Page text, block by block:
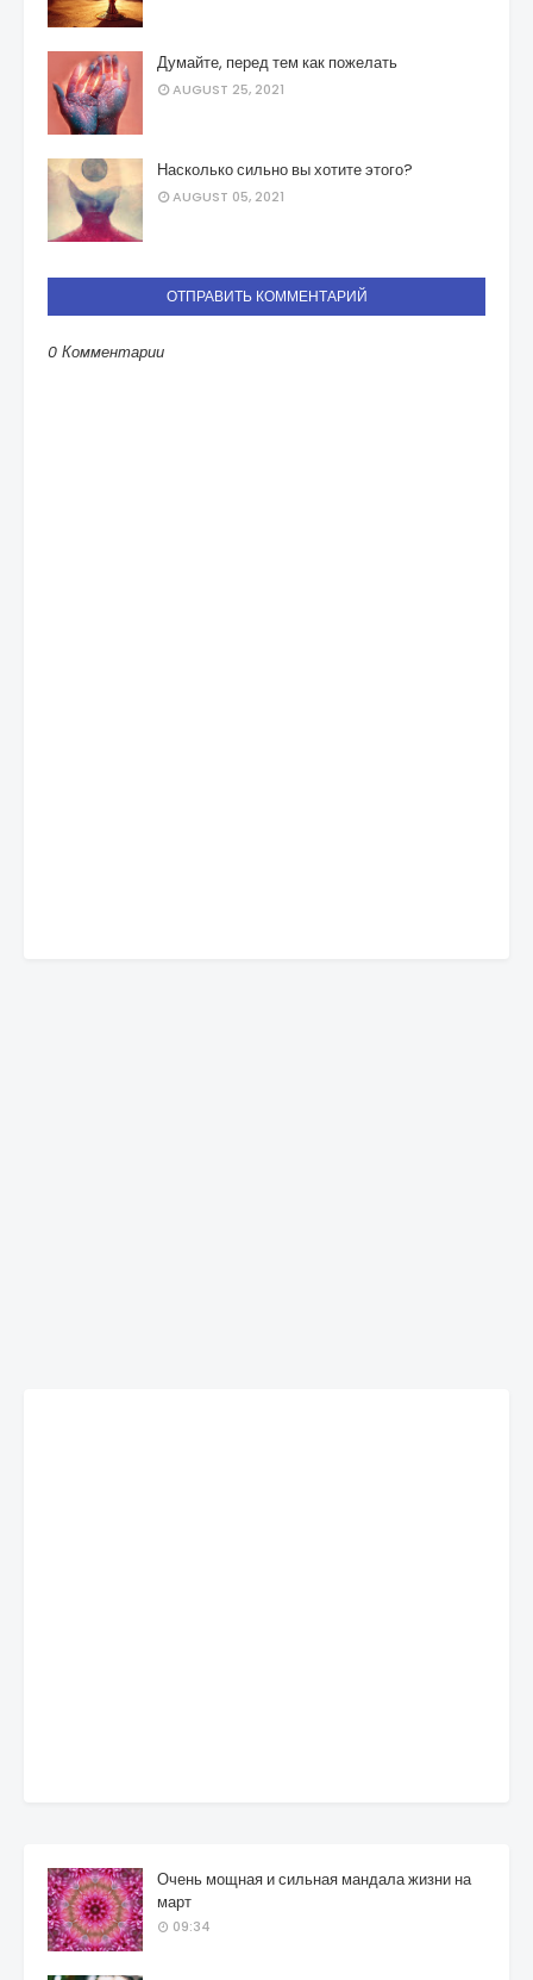
Думайте, перед тем как пожелать
AUGUST 25, 2021
Насколько сильно вы хотите этого?
AUGUST 05, 2021
ОТПРАВИТЬ КОММЕНТАРИЙ
0 Комментарии
Очень мощная и сильная мандала жизни на
март
09:34